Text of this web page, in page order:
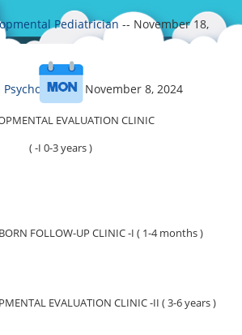
Pediatrician -- November 18,
-- November 8, 2024
EVALUATION CLINIC
( -I 0-3 years )
FOLLOW-UP CLINIC -I ( 1-4 months )
EVALUATION CLINIC -II ( 3-6 years )